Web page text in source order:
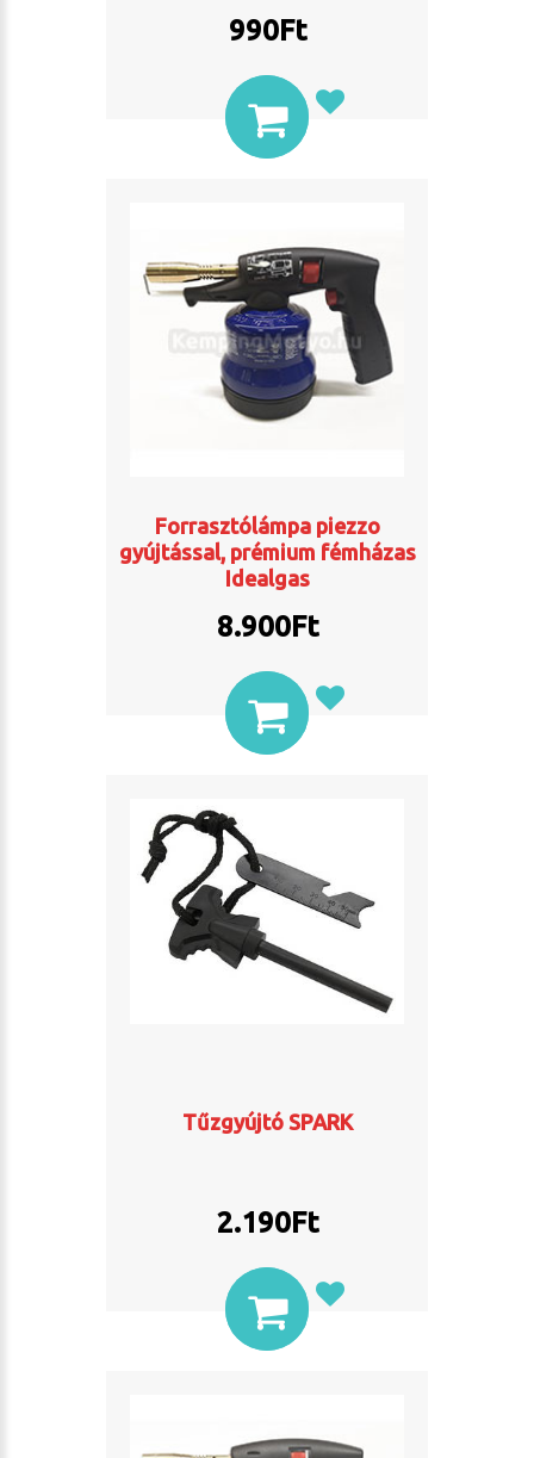
990Ft
Forrasztólámpa piezzo
gyújtással, prémium fémházas
Idealgas
8.900Ft
Tűzgyújtó SPARK
2.190Ft